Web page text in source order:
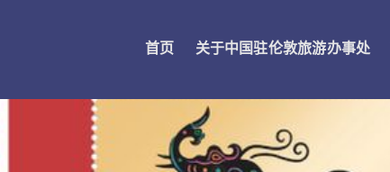
首页 关于中国驻伦敦旅游办事处